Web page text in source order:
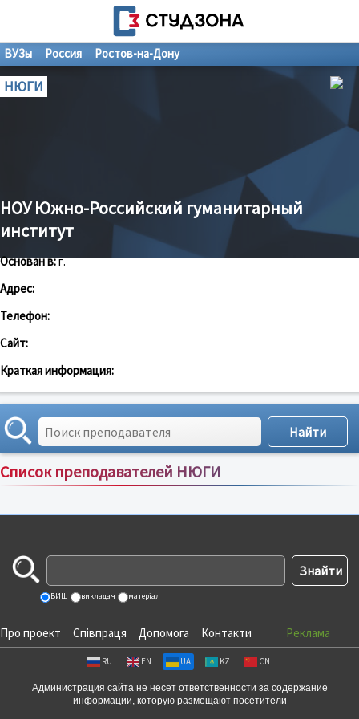
ВУЗы Россия Ростов-на-Дону
НЮГИ
НОУ Южно-Российский гуманитарный
институт
Основан в:г.
Адрес:
Телефон:
Сайт:
Краткая информация:
Список преподавателей НЮГИ
Сортировка по:имени;рейтингу;отзывам
ВИШ викладач матеріал
Про проект Співпраця Допомога Контакти Реклама
RU EN UA KZ CN
Администрация сайта не несет ответственности за содержание
информации, которую размещают посетители